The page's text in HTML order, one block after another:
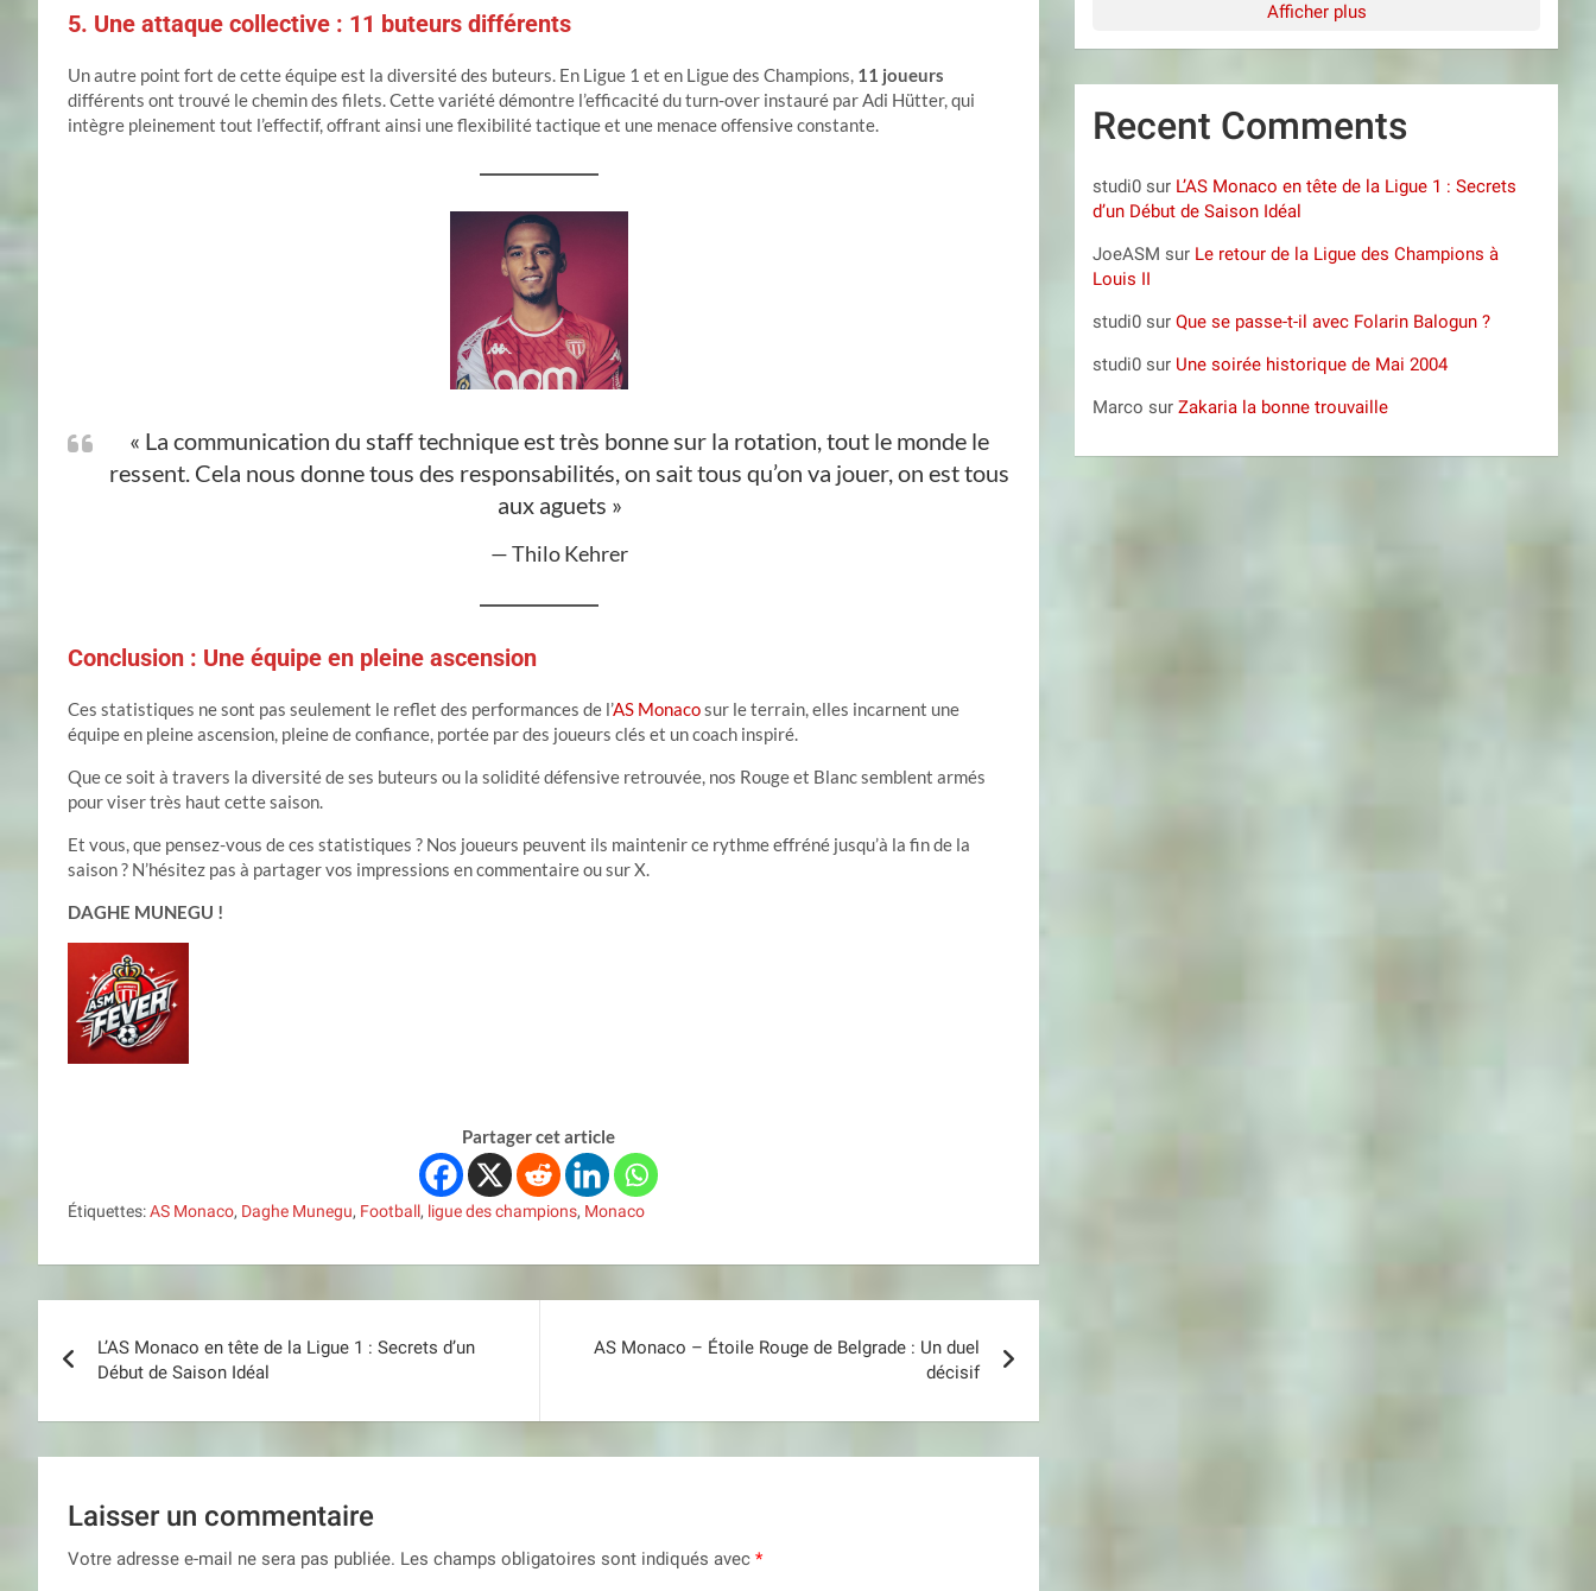
5. Une attaque collective : 11 buteurs différents
Un autre point fort de cette équipe est la diversité des buteurs. En Ligue 1 et en Ligue des Champions, 11 joueurs
différents ont trouvé le chemin des filets. Cette variété démontre l’efficacité du turn-over instauré par Adi Hütter, qui
intègre pleinement tout l’effectif, offrant ainsi une flexibilité tactique et une menace offensive constante.
« La communication du staff technique est très bonne sur la rotation, tout le monde le
ressent. Cela nous donne tous des responsabilités, on sait tous qu’on va jouer, on est tous
aux aguets »
— Thilo Kehrer
Conclusion : Une équipe en pleine ascension
Ces statistiques ne sont pas seulement le reflet des performances de l’AS Monacosur le terrain, elles incarnent une
équipe en pleine ascension, pleine de confiance, portée par des joueurs clés et un coach inspiré.
Que ce soit à travers la diversité de ses buteurs ou la solidité défensive retrouvée, nos Rouge et Blanc semblent armés
pour viser très haut cette saison.
Et vous, que pensez-vous de ces statistiques ? Nos joueurs peuvent ils maintenir ce rythme effréné jusqu’à la fin de la
saison ? N’hésitez pas à partager vos impressions en commentaire ou sur X.
DAGHE MUNEGU !
Partager cet article
Étiquettes:AS Monaco, Daghe Munegu, Football, ligue des champions, Monaco
de
l’article
L’AS Monaco en tête de la Ligue 1 : Secrets d’un
Début de Saison Idéal
AS Monaco – Étoile Rouge de Belgrade : Un duel
décisif
Laisser un commentaire
Votre adresse e-mail ne sera pas publiée. Les champs obligatoires sont indiqués avec *
Afficher plus
Recent Comments
studi0 sur L’AS Monaco en tête de la Ligue 1 : Secrets
d’un Début de Saison Idéal
JoeASM sur Le retour de la Ligue des Champions à
Louis II
studi0 surQue se passe-t-il avec Folarin Balogun ?
studi0 sur Une soirée historique de Mai 2004
Marco surZakaria la bonne trouvaille